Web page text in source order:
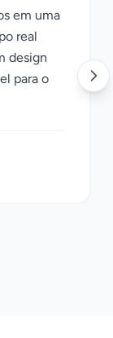
em uma
real
design
para o